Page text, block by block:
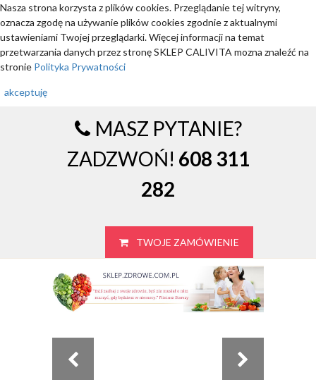
Nasza strona korzysta z plików cookies. Przeglądanie tej witryny,
oznacza zgodę na używanie plików cookies zgodnie z aktualnymi
ustawieniami Twojej przeglądarki. Więcej informacji na temat
przetwarzania danych przez stronę SKLEP CALIVITA mozna znaleźć na
stronie Polityka Prywatności
akceptuję
MASZ PYTANIE?
ZADZWOŃ! 608 311
282
TWOJE ZAMÓWIENIE